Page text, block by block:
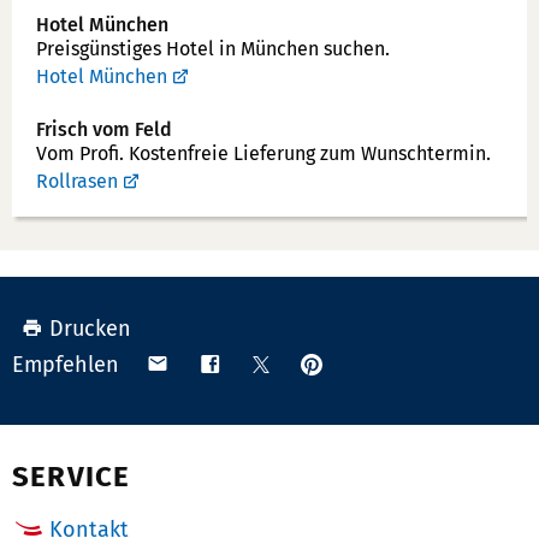
Hotel München
Preisgünstiges Hotel in München suchen.
Hotel München
Frisch vom Feld
Vom Profi. Kostenfreie Lieferung zum Wunschtermin.
Rollrasen
Drucken
Empfehlen
Teilen Teilen TeilenAnpinnen
SERVICE
Kontakt